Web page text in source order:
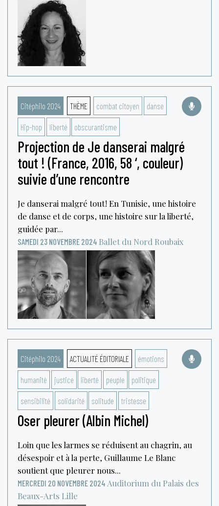
Citéphilo 2024 THÈME combat citoyen danse
Hip-hop liberté obscurantisme
Projection de Je danserai malgré
tout ! (France, 2016, 58 ‘, couleur)
suivie d’une rencontre
Je danserai malgré tout ! En Tunisie, une histoire
de danse et de corps, une histoire sur la liberté,
guidée par...
SAMEDI 23 NOVEMBRE 2024 Ballet du Nord Roubaix
Citéphilo 2024 ACTUALITÉ ÉDITORIALE émotions
humanité justice liberté peuple politique
sensibilité solidarité solitude tristesse
Oser pleurer (Albin Michel)
Loin que les larmes se réduisent au chagrin, au
désespoir et à la perte, Guillaume Le Blanc
soutient que pleurer nous...
MERCREDI 20 NOVEMBRE 2024 Auditorium du Palais des
Beaux-Arts Lille